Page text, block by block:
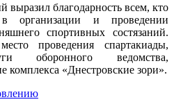
выразил благодарность всем, кто
организации и проведении
спортивных состязаний.
проведения спартакиады,
оборонного ведомства,
комплекса «Днестровские зори».